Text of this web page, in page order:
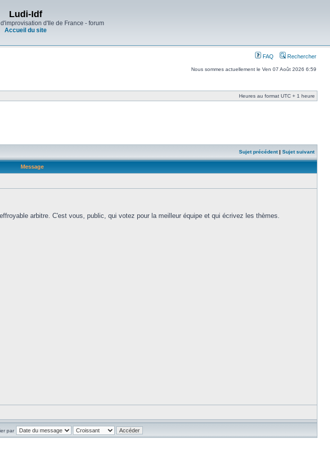
Ludi-Idf
d'Ile de France - forum
Accueil du site
FAQ Rechercher
Nous sommes actuellement le Ven 07 Août 2026 6:59
Heures au format UTC + 1 heure
Sujet précédent| Sujet suivant
Message
arbitre. C'est vous, public, qui votez pour la meilleur équipe et qui écrivez les thèmes.
par